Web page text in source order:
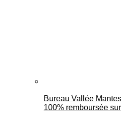
Bureau Vallée
100% remboursée